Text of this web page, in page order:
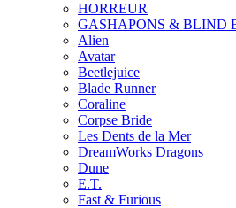
HORREUR
GASHAPONS & BLIND
Alien
Avatar
Beetlejuice
Blade Runner
Coraline
Corpse Bride
Les Dents de la Mer
DreamWorks Dragons
Dune
E.T.
Fast & Furious